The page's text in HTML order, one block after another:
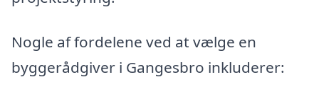
Nogle af fordelene ved at vælge en
byggerådgiver i Gangesbro inkluderer: